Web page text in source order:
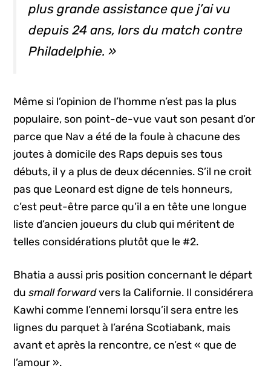
plus grande assistance que j’ai vu
depuis 24 ans, lors du match contre
Philadelphie. »
Même si l’opinion de l’homme n’est pas la plus
populaire, son point-de-vue vaut son pesant d’or
parce que Nav a été de la foule à chacune des
joutes à domicile des Raps depuis ses tous
débuts, il y a plus de deux décennies. S’il ne croit
pas que Leonard est digne de tels honneurs,
c’est peut-être parce qu’il a en tête une longue
liste d’ancien joueurs du club qui méritent de
telles considérations plutôt que le #2.
Bhatia a aussi pris position concernant le départ
dusmall forwardvers la Californie. Il considérera
Kawhi comme l’ennemi lorsqu’il sera entre les
lignes du parquet à l’aréna Scotiabank, mais
avant et après la rencontre, ce n’est « que de
l’amour ».